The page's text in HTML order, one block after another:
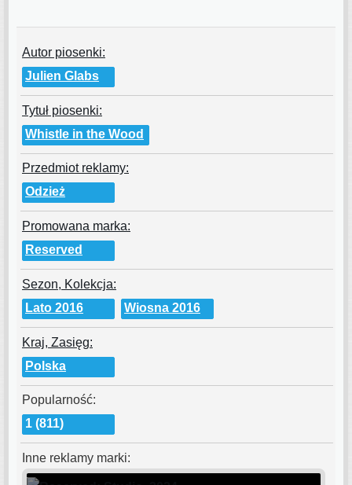
Autor piosenki:
Julien Glabs
Tytuł piosenki:
Whistle in the Wood
Przedmiot reklamy:
Odzież
Promowana marka:
Reserved
Sezon, Kolekcja:
Lato 2016
Wiosna 2016
Kraj, Zasięg:
Polska
Popularność:
1 (811)
Inne reklamy marki: